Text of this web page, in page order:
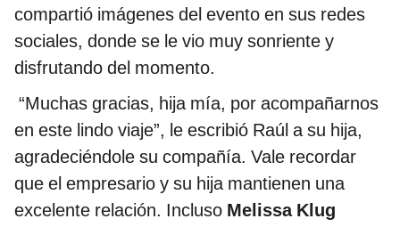
compartió imágenes del evento en sus redes
sociales, donde se le vio muy sonriente y
disfrutando del momento.
“Muchas gracias, hija mía, por acompañarnos
en este lindo viaje”, le escribió Raúl a su hija,
agradeciéndole su compañía. Vale recordar
que el empresario y su hija mantienen una
excelente relación. Incluso Melissa Klug